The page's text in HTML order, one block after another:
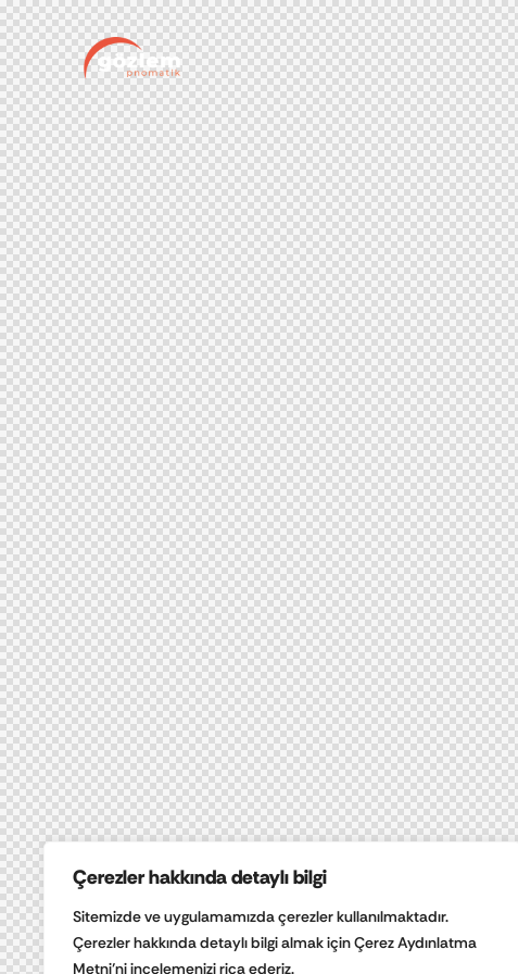
Çerezler hakkında detaylı bilgi
Sitemizde ve uygulamamızda çerezler kullanılmaktadır.
Çerezler hakkında detaylı bilgi almak için Çerez Aydınlatma
Metni’ni incelemenizi rica ederiz.